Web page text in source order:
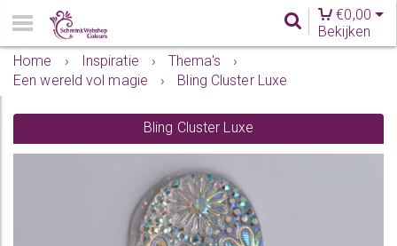
€0,00
Bekijken
Home
› Inspiratie › Thema's
›
Een wereld vol magie
› Bling Cluster Luxe
Bling Cluster Luxe